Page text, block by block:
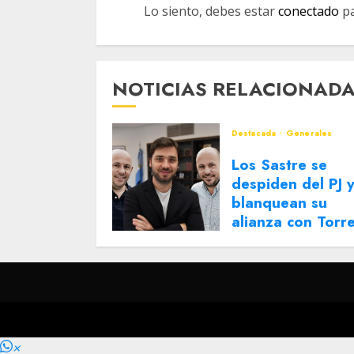
Lo siento, debes estarconectado
NOTICIAS
Destacada Generales
Los Sastre se
despiden del PJ y
blanquean su
alianza con
×